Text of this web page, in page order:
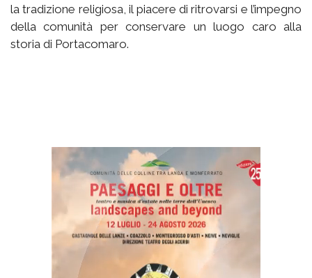
la tradizione religiosa, il piacere di ritrovarsi e l’impegno
della comunità per conservare un luogo caro alla
storia di Portacomaro.